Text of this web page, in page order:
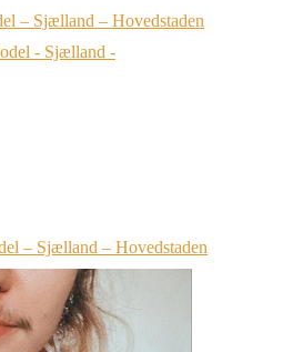
– Sjælland – Hovedstaden
– Sjælland – Hovedstaden